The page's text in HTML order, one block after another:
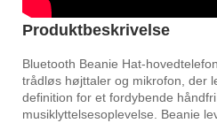
Produktbeskrivelse
Bluetooth Beanie Hat-
trådløs højttaler og mikrofon, der
definition for et fordybende
musiklyttelsesoplevelse. Beanie